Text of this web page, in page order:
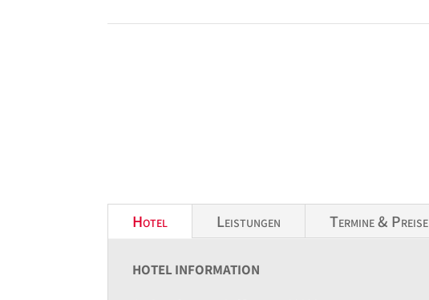
Hotel Leistungen Termine & Preise
HOTEL INFORMATION